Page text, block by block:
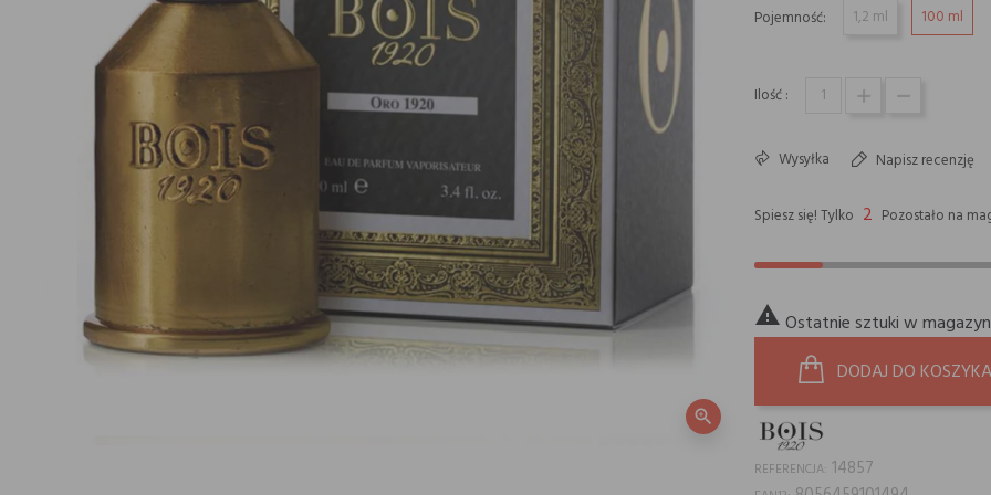
zoom_in
Pojemność: 1,2 ml 100 ml
Ilość :
Wysyłka Napisz recenzję
Spiesz się! Tylko 2 Pozostało na
 Ostatnie sztuki w
DODAJ DO KOSZYKA
REFERENCJA: 14857